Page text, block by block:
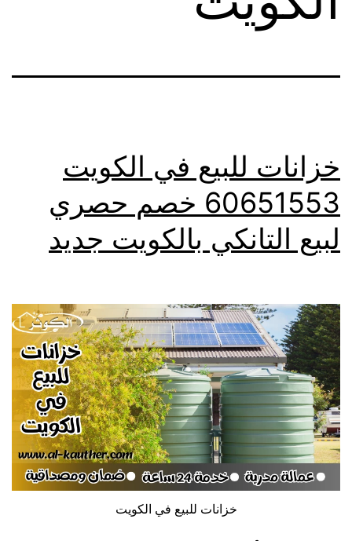
خزانات للبيع في الكويت
60651553 خصم حصري
لبيع التانكي بالكويت جديد
خزانات للبيع في الكويت